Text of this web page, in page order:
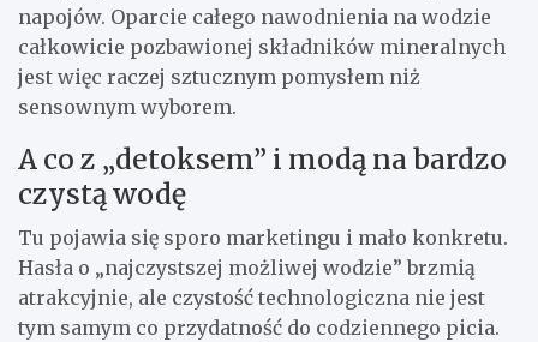
napojów. Oparcie całego nawodnienia na wodzie
całkowicie pozbawionej składników mineralnych
jest więc raczej sztucznym pomysłem niż
sensownym wyborem.
A co z „detoksem” i modą na bardzo
czystą wodę
Tu pojawia się sporo marketingu i mało konkretu.
Hasła o „najczystszej możliwej wodzie” brzmią
atrakcyjnie, ale czystość technologiczna nie jest
tym samym co przydatność do codziennego picia.